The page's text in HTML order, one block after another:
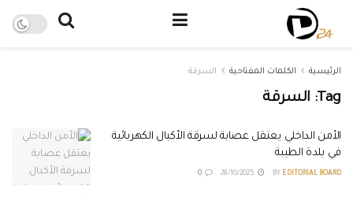
الرئيسية الكلمات المفتاحية السرقة
Tag: السرقة
الأمن الداخلي يعتقل عصابة لسرقة الأكبال الكهربائية
في بلدة الطيبة
BY EDITORIAL BOARD